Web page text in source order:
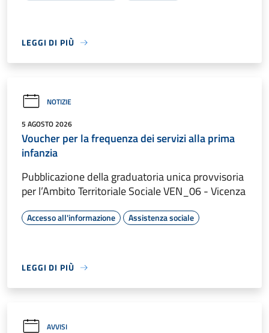
LEGGI DI PIÙ
NOTIZIE
5 AGOSTO 2026
Voucher per la frequenza dei servizi alla prima
infanzia
Pubblicazione della graduatoria unica provvisoria
per l’Ambito Territoriale Sociale VEN_06 - Vicenza
Accesso all'informazione Assistenza sociale
LEGGI DI PIÙ
AVVISI